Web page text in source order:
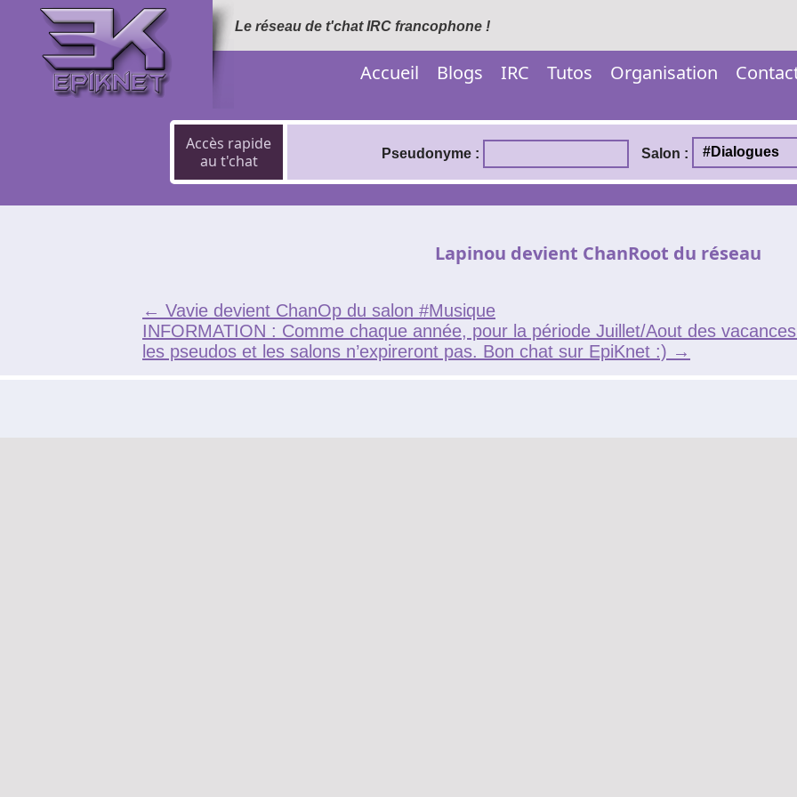
Le réseau de t'chat IRC francophone !
Accueil Blogs IRC Tutos Organisation
Accès rapide
au t'chat
Pseudonyme : Salon :
Lapinou devient ChanRoot du réseau
← Vavie devient ChanOp du salon #Musique
INFORMATION : Comme chaque année, pour la période Juillet/Aout des
les pseudos et les salons n’expireront pas. Bon chat sur EpiKnet :) →